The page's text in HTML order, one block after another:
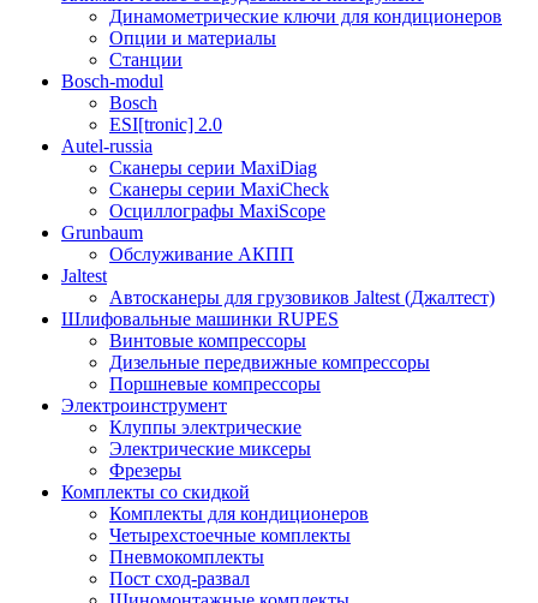
Динамометрические ключи для кондиционеров
Опции и материалы
Станции
Bosch-modul
Bosch
ESI[tronic] 2.0
Autel-russia
Сканеры серии MaxiDiag
Сканеры серии MaxiCheck
Осциллографы MaxiScope
Grunbaum
Обслуживание АКПП
Jaltest
Автосканеры для грузовиков Jaltest (Джалтест)
Шлифовальные машинки RUPES
Винтовые компрессоры
Дизельные передвижные компрессоры
Поршневые компрессоры
Электроинструмент
Клуппы электрические
Электрические миксеры
Фрезеры
Комплекты со скидкой
Комплекты для кондиционеров
Четырехстоечные комплекты
Пневмокомплекты
Пост сход-развал